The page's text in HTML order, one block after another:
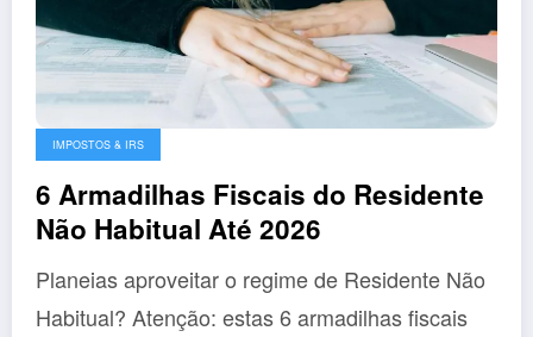
IMPOSTOS & IRS
6 Armadilhas Fiscais do Residente
Não Habitual Até 2026
Planeias aproveitar o regime de Residente Não
Habitual? Atenção: estas 6 armadilhas fiscais